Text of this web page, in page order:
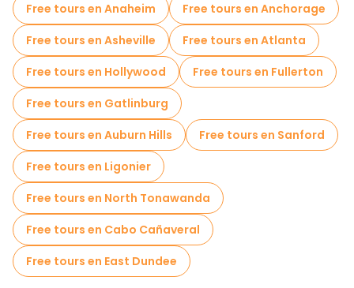
Free tours en Anaheim
Free tours en Anchorage
Free tours en Asheville
Free tours en Atlanta
Free tours en Hollywood
Free tours en Fullerton
Free tours en Gatlinburg
Free tours en Auburn Hills
Free tours en Sanford
Free tours en Ligonier
Free tours en North Tonawanda
Free tours en Cabo Cañaveral
Free tours en East Dundee